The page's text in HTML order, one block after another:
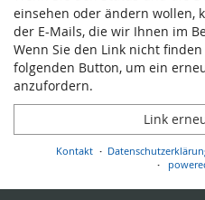
einsehen oder ändern wollen,
der E-Mails, die wir Ihnen im
Wenn Sie den Link nicht
folgenden Button, um ein
anzufordern.
Link
Kontakt